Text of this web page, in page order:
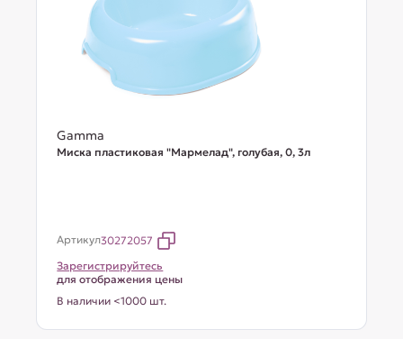
Gamma
Миска пластиковая "Мармелад", голубая, 0, 3л
Артикул30272057
Зарегистрируйтесь
для отображения цены
В наличии <1000 шт.